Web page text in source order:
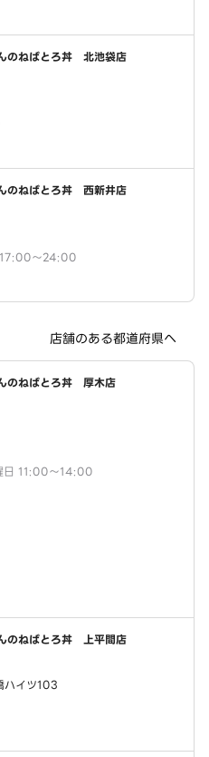
ねばとろ丼 北池袋店
ねばとろ丼 西新井店
～24:00
店舗のある都道府県へ
のねばとろ丼 厚木店
日 11:00～14:00
ねばとろ丼 上平間店
イツ103